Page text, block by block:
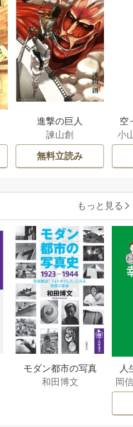
進撃の巨人
諫山創
無料立読み
空
小
もっと見る
モダン都市の写真
史 1923－1944
和田博文
人
教
岡